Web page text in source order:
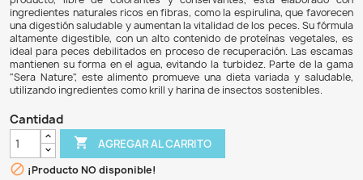
SERA FLORA NATURE 60GR COMIDA
PECES HERBÍVOROS
$ 69.900
$ 66.405 5% DE DESCUENTO
Flora Nature de Sera es un alimento en hojuelas
ornamentales herbívoros que se alimentan en la
producto, libre de colorantes y conservantes, está